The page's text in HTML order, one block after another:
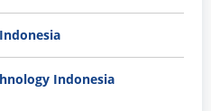
Indonesia